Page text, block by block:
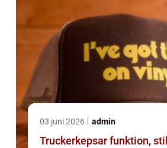
03 juni 2026 admin
Truckerkepsar funktion, stil och smarta